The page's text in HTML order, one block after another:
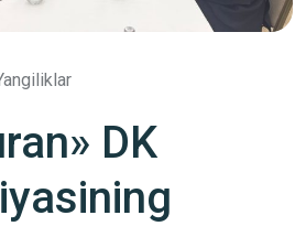
DK